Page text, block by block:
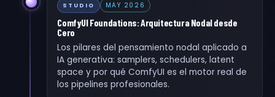
STUDIO MAY 2026
ComfyUI Foundations: Arquitectura Nodal desde
Cero
Los pilares del pensamiento nodal aplicado a
IA generativa: samplers, schedulers, latent
space y por qué ComfyUI es el motor real de
los pipelines profesionales.